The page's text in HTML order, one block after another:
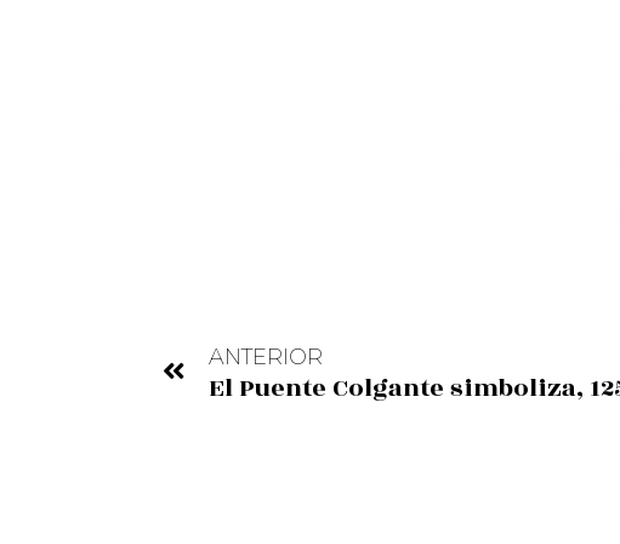
ANTERIOR